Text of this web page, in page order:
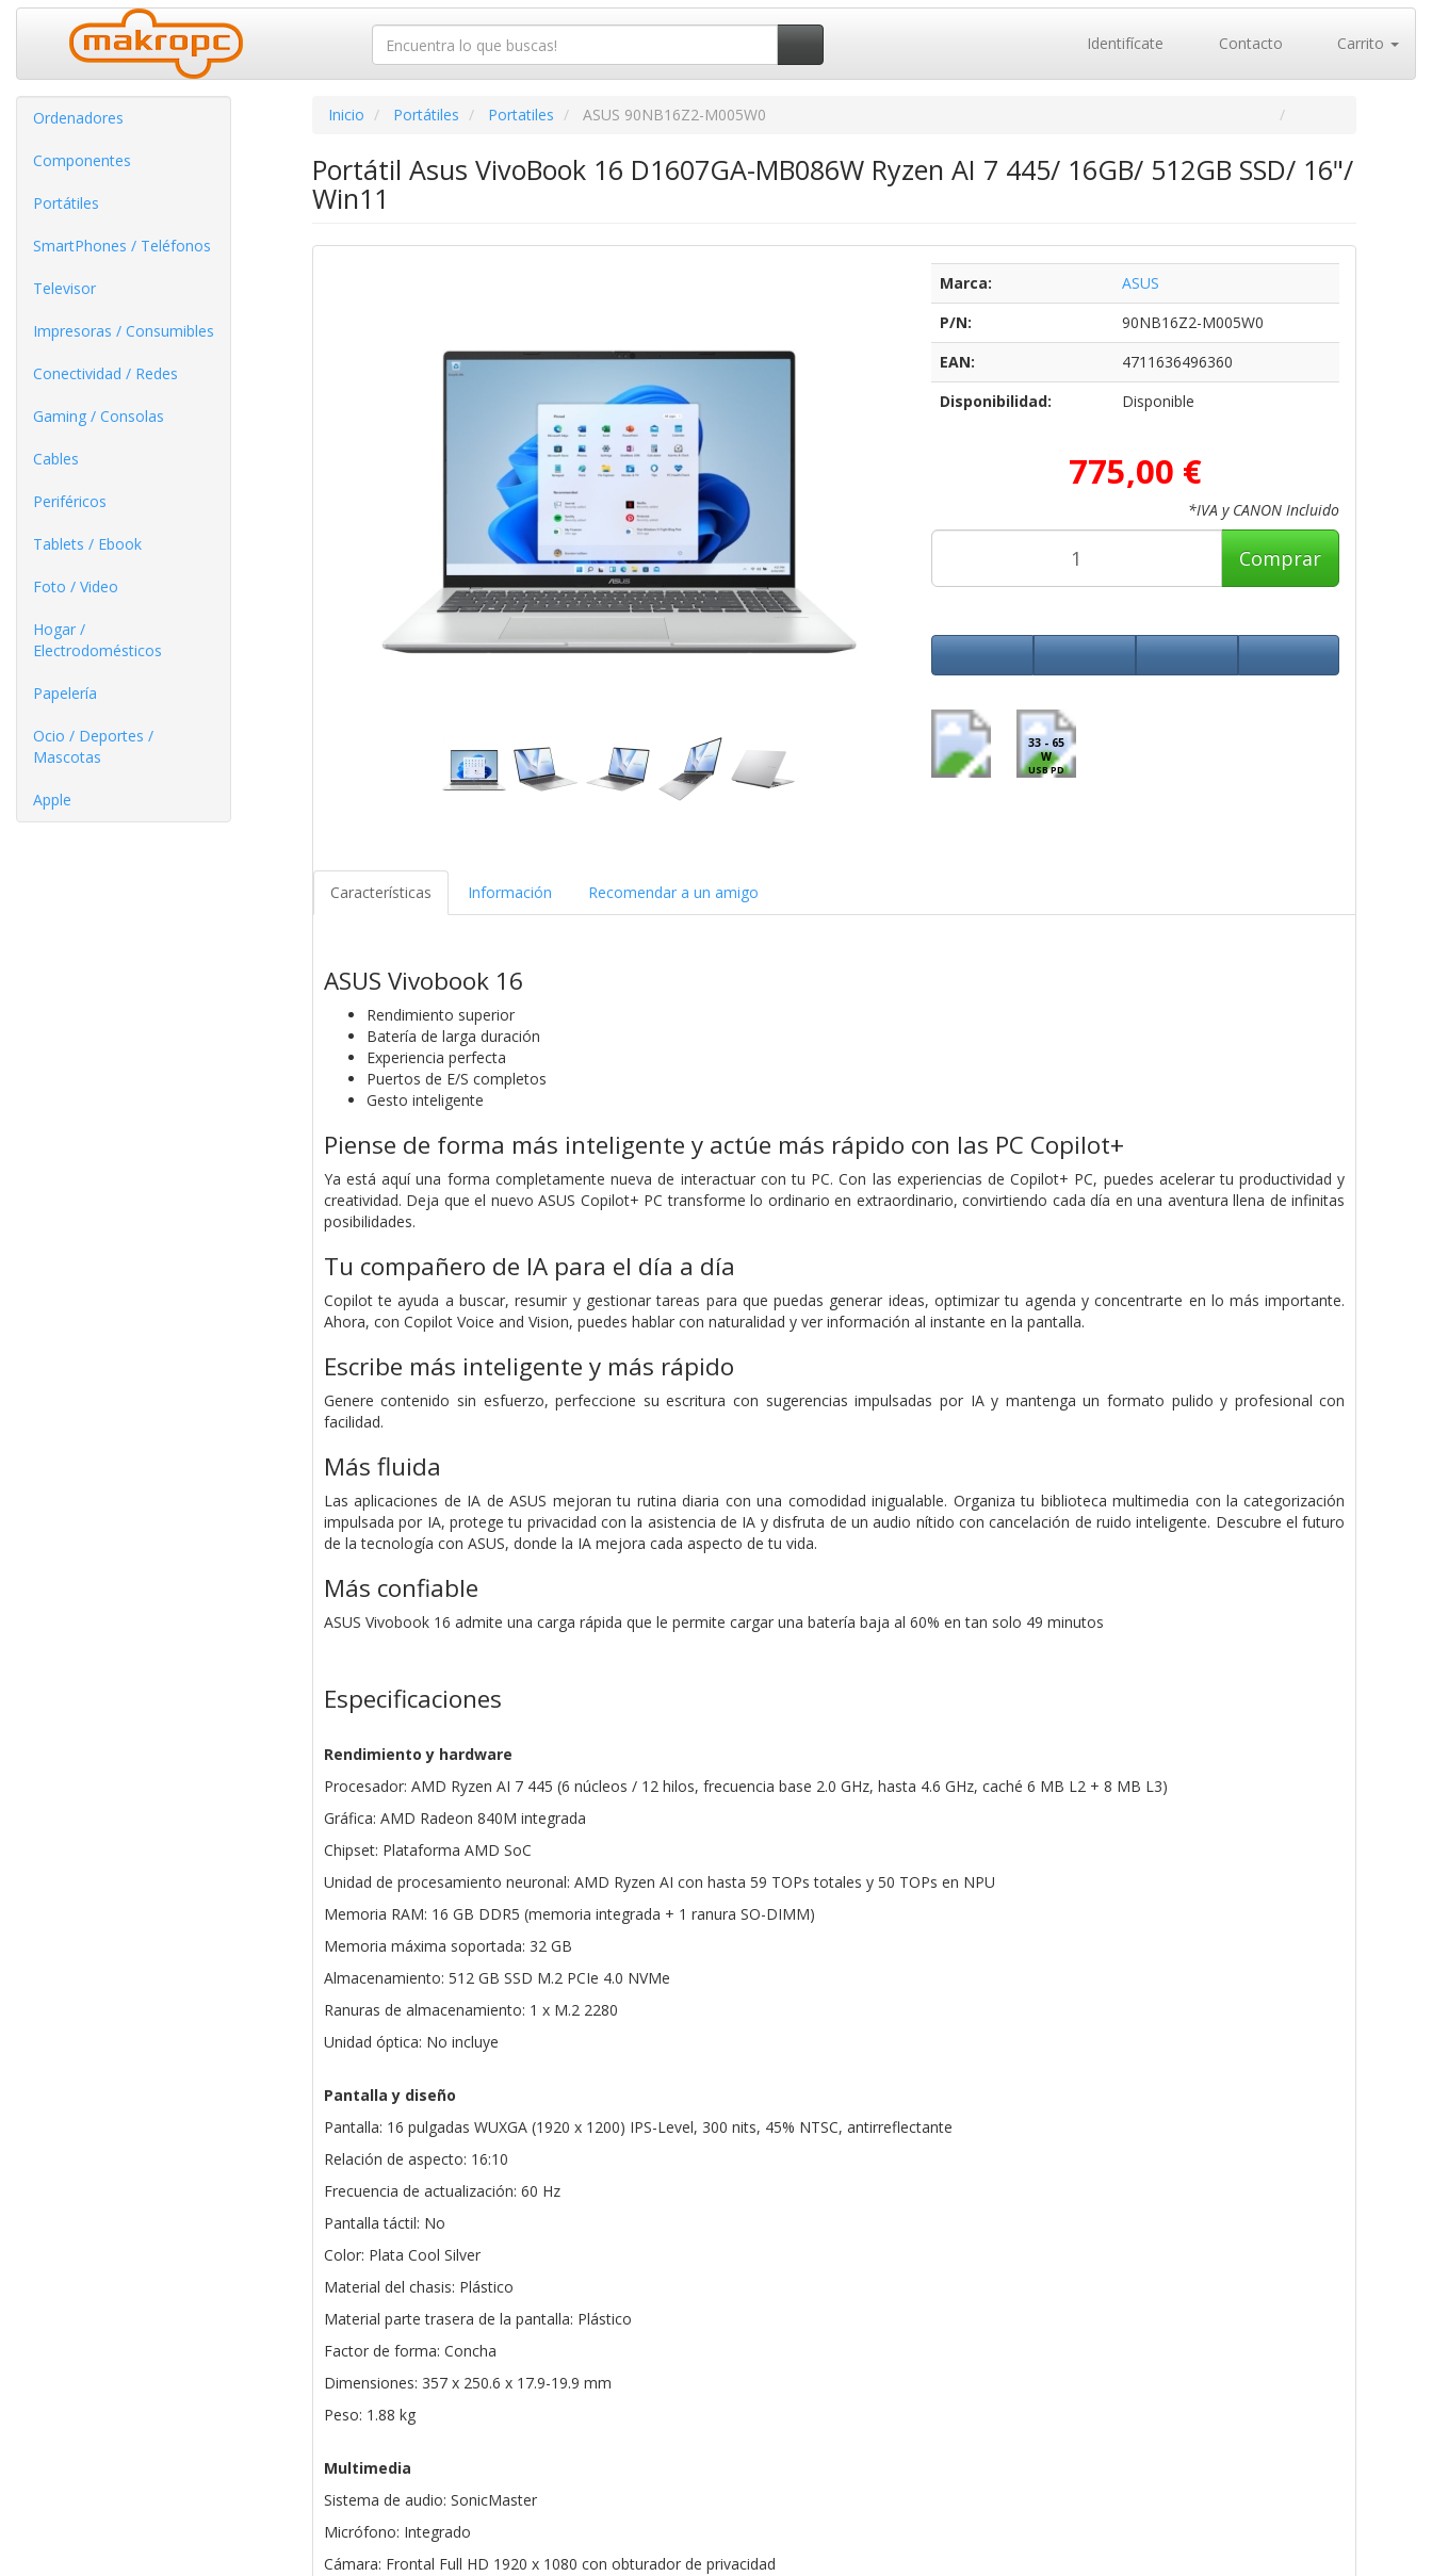
Identifícate Contacto Carrito
Ordenadores
Componentes
Portátiles
SmartPhones / Teléfonos
Televisor
Impresoras / Consumibles
Conectividad / Redes
Gaming / Consolas
Cables
Periféricos
Tablets / Ebook
Foto / Video
Hogar /
Electrodomésticos
Papelería
Ocio / Deportes /
Mascotas
Apple
Inicio Portátiles Portatiles ASUS 90NB16Z2-M005W0
Portátil Asus VivoBook 16 D1607GA-MB086W Ryzen AI 7 445/ 16GB/ 512GB SSD/ 16"/
Win11
Marca:
ASUS
P/N:
90NB16Z2-M005W0
EAN:
4711636496360
Disponibilidad:
Disponible
775,00 €
*IVA y CANON Incluido
Comprar
33 - 65
W
USB PD
Características Información Recomendar a un amigo
ASUS Vivobook 16
Rendimiento superior
Batería de larga duración
Experiencia perfecta
Puertos de E/S completos
Gesto inteligente
Piense de forma más inteligente y actúe más rápido con las PC Copilot+
Ya está aquí una forma completamente nueva de interactuar con tu PC. Con las experiencias de Copilot+ PC, puedes acelerar tu productividad y
creatividad. Deja que el nuevo ASUS Copilot+ PC transforme lo ordinario en extraordinario, convirtiendo cada día en una aventura llena de infinitas
posibilidades.
Tu compañero de IA para el día a día
Copilot te ayuda a buscar, resumir y gestionar tareas para que puedas generar ideas, optimizar tu agenda y concentrarte en lo más importante.
Ahora, con Copilot Voice and Vision, puedes hablar con naturalidad y ver información al instante en la pantalla.
Escribe más inteligente y más rápido
Genere contenido sin esfuerzo, perfeccione su escritura con sugerencias impulsadas por IA y mantenga un formato pulido y profesional con
facilidad.
Más fluida
Las aplicaciones de IA de ASUS mejoran tu rutina diaria con una comodidad inigualable. Organiza tu biblioteca multimedia con la categorización
impulsada por IA, protege tu privacidad con la asistencia de IA y disfruta de un audio nítido con cancelación de ruido inteligente. Descubre el futuro
de la tecnología con ASUS, donde la IA mejora cada aspecto de tu vida.
Más confiable
ASUS Vivobook 16 admite una carga rápida que le permite cargar una batería baja al 60% en tan solo 49 minutos
Especificaciones
Rendimiento y hardware
Procesador: AMD Ryzen AI 7 445 (6 núcleos / 12 hilos, frecuencia base 2.0 GHz, hasta 4.6 GHz, caché 6 MB L2 + 8 MB L3)
Gráfica: AMD Radeon 840M integrada
Chipset: Plataforma AMD SoC
Unidad de procesamiento neuronal: AMD Ryzen AI con hasta 59 TOPs totales y 50 TOPs en NPU
Memoria RAM: 16 GB DDR5 (memoria integrada + 1 ranura SO-DIMM)
Memoria máxima soportada: 32 GB
Almacenamiento: 512 GB SSD M.2 PCIe 4.0 NVMe
Ranuras de almacenamiento: 1 x M.2 2280
Unidad óptica: No incluye
Pantalla y diseño
Pantalla: 16 pulgadas WUXGA (1920 x 1200) IPS-Level, 300 nits, 45% NTSC, antirreflectante
Relación de aspecto: 16:10
Frecuencia de actualización: 60 Hz
Pantalla táctil: No
Color: Plata Cool Silver
Material del chasis: Plástico
Material parte trasera de la pantalla: Plástico
Factor de forma: Concha
Dimensiones: 357 x 250.6 x 17.9-19.9 mm
Peso: 1.88 kg
Multimedia
Sistema de audio: SonicMaster
Micrófono: Integrado
Cámara: Frontal Full HD 1920 x 1080 con obturador de privacidad